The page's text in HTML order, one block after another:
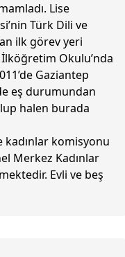
Lise
Türk Dili ve
ilk görev yeri
Okulu’nda
Gaziantep
eş durumundan
halen burada
komisyonu
Merkez Kadınlar
Evli ve beş